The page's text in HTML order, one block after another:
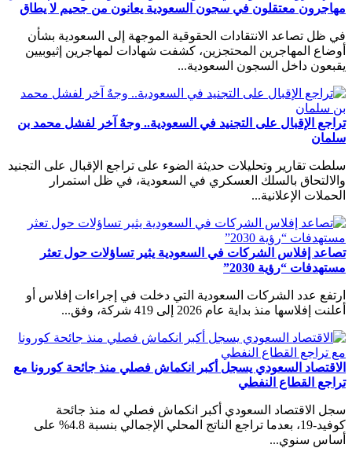
مهاجرون معتقلون في سجون السعودية يعانون من جحيم لا يطاق
في ظل تصاعد الانتقادات الحقوقية الموجهة إلى السعودية بشأن
أوضاع المهاجرين المحتجزين، كشفت شهادات لمهاجرين إثيوبيين
يقبعون داخل السجون السعودية...
تراجع الإقبال على التجنيد في السعودية.. وجهٌ آخر لفشل محمد بن
سلمان
سلطت تقارير وتحليلات حديثة الضوء على تراجع الإقبال على التجنيد
والالتحاق بالسلك العسكري في السعودية، في ظل استمرار
الحملات الإعلانية...
تصاعد إفلاس الشركات في السعودية يثير تساؤلات حول تعثر
مستهدفات “رؤية 2030”
ارتفع عدد الشركات السعودية التي دخلت في إجراءات إفلاس أو
أعلنت إفلاسها منذ بداية عام 2026 إلى 419 شركة، وفق...
الاقتصاد السعودي يسجل أكبر انكماش فصلي منذ جائحة كورونا مع
تراجع القطاع النفطي
سجل الاقتصاد السعودي أكبر انكماش فصلي له منذ جائحة
كوفيد-19، بعدما تراجع الناتج المحلي الإجمالي بنسبة 4.8% على
أساس سنوي...